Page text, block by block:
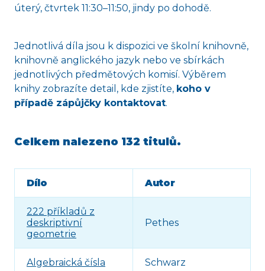
úterý, čtvrtek 11:30–11:50, jindy po dohodě.
Jednotlivá díla jsou k dispozici ve školní knihovně,
knihovně anglického jazyk nebo ve sbírkách
jednotlivých předmětových komisí. Výběrem
knihy zobrazíte detail, kde zjistíte, koho v
případě zápůjčky kontaktovat.
Celkem nalezeno 132 titulů.
Dílo Autor
222 příkladů z
deskriptivní
geometrie
Pethes
Algebraická čísla Schwarz